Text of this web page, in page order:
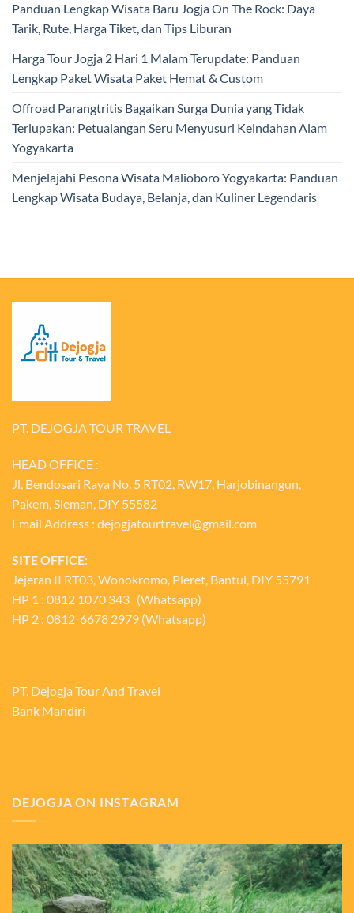
Panduan Lengkap Wisata Baru Jogja On The Rock: Daya
Tarik, Rute, Harga Tiket, dan Tips Liburan
Harga Tour Jogja 2 Hari 1 Malam Terupdate: Panduan
Lengkap Paket Wisata Paket Hemat & Custom
Offroad Parangtritis Bagaikan Surga Dunia yang Tidak
Terlupakan: Petualangan Seru Menyusuri Keindahan Alam
Yogyakarta
Menjelajahi Pesona Wisata Malioboro Yogyakarta: Panduan
Lengkap Wisata Budaya, Belanja, dan Kuliner Legendaris
PT. DEJOGJA TOUR TRAVEL
HEAD OFFICE :
Jl, Bendosari Raya No. 5 RT02, RW17, Harjobinangun,
Pakem, Sleman, DIY 55582
Email Address : dejogjatourtravel@gmail.com
SITE OFFICE:
Jejeran II RT03, Wonokromo, Pleret, Bantul, DIY 55791
HP 1 : 0812 1070 343 (Whatsapp)
HP 2 : 0812 6678 2979 (Whatsapp)
PT. Dejogja Tour And Travel
Bank Mandiri
DEJOGJA ON INSTAGRAM